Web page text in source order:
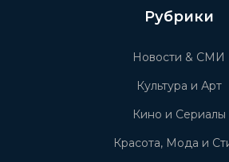
Рубрики
Новости & СМИ
Культура и Арт
Кино и Сериалы
Красота, Мода и